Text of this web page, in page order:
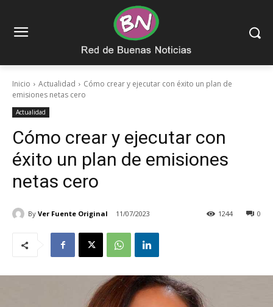
Inicio Actualidad
Cómo crear y ejecutar con éxito un plan de
emisiones netas cero
Actualidad
Cómo crear y ejecutar con
éxito un plan de emisiones
netas cero
By Ver Fuente Original 11/07/2023 0
1244